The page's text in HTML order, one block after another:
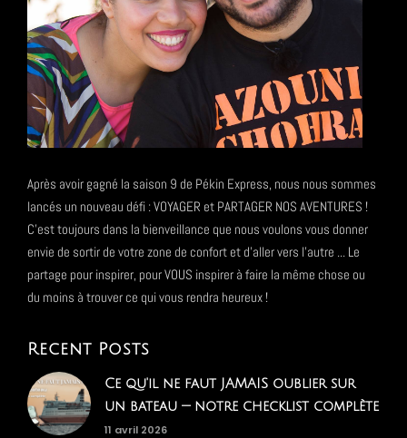
Après avoir gagné la saison 9 de Pékin Express, nous nous sommes
lancés un nouveau défi : VOYAGER et PARTAGER NOS AVENTURES !
C'est toujours dans la bienveillance que nous voulons vous donner
envie de sortir de votre zone de confort et d'aller vers l'autre ... Le
partage pour inspirer, pour VOUS inspirer à faire la même chose ou
du moins à trouver ce qui vous rendra heureux !
Recent Posts
Ce qu'il ne faut JAMAIS oublier sur
un bateau — notre checklist complète
11 avril 2026